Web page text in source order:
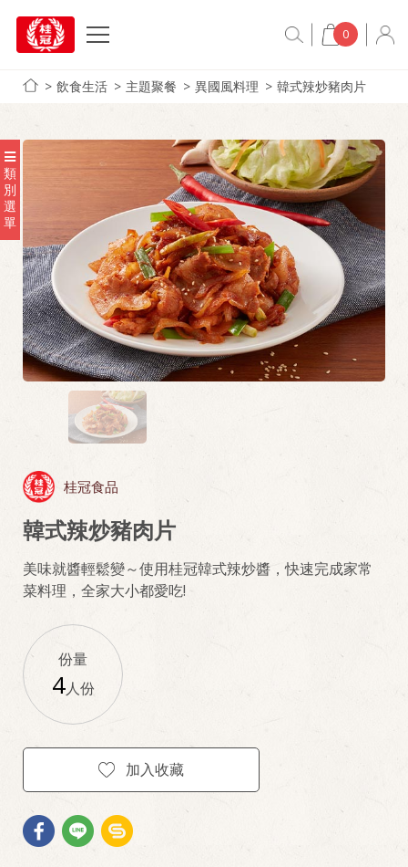
0
飲食生活 主題聚餐 異國風料理 韓式辣炒豬肉片
類
別
選
單
桂冠食品
韓式辣炒豬肉片
美味就醬輕鬆變～使用桂冠韓式辣炒醬，快速完成家常
菜料理，全家大小都愛吃!
份量
4人份
加入收藏